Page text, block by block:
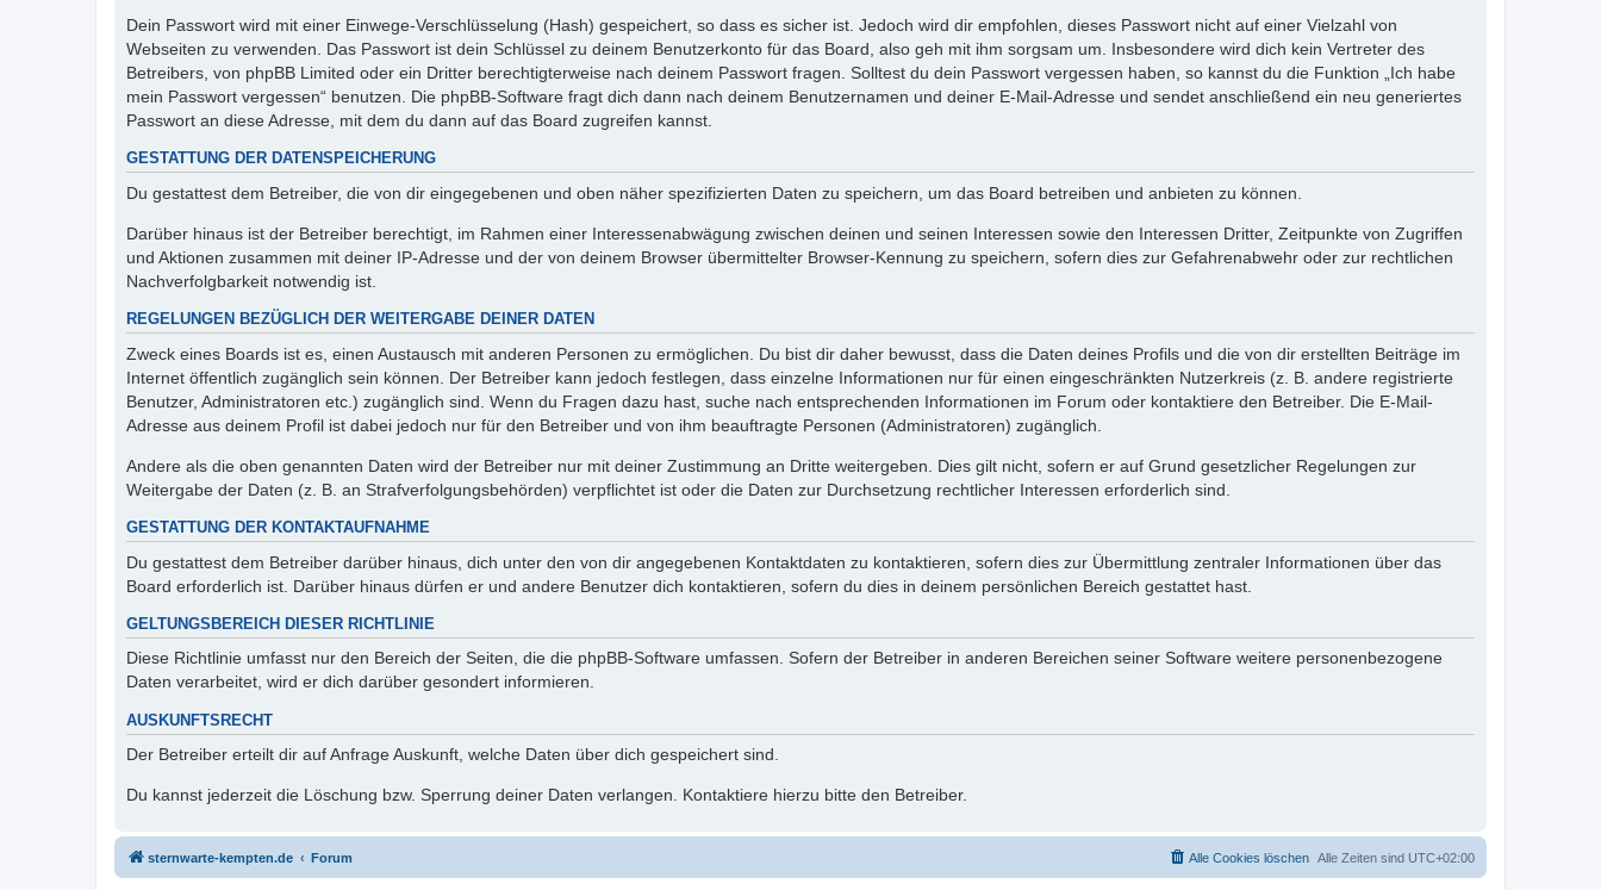
Dein Passwort wird mit einer Einwege-Verschlüsselung (Hash) gespeichert, so dass es sicher ist. Jedoch wird dir empfohlen, dieses Passwort nicht auf einer Vielzahl von
Webseiten zu verwenden. Das Passwort ist dein Schlüssel zu deinem Benutzerkonto für das Board, also geh mit ihm sorgsam um. Insbesondere wird dich kein Vertreter des
Betreibers, von phpBB Limited oder ein Dritter berechtigterweise nach deinem Passwort fragen. Solltest du dein Passwort vergessen haben, so kannst du die Funktion „Ich habe
mein Passwort vergessen“ benutzen. Die phpBB-Software fragt dich dann nach deinem Benutzernamen und deiner E-Mail-Adresse und sendet anschließend ein neu generiertes
Passwort an diese Adresse, mit dem du dann auf das Board zugreifen kannst.
GESTATTUNG DER DATENSPEICHERUNG
Du gestattest dem Betreiber, die von dir eingegebenen und oben näher spezifizierten Daten zu speichern, um das Board betreiben und anbieten zu können.
Darüber hinaus ist der Betreiber berechtigt, im Rahmen einer Interessenabwägung zwischen deinen und seinen Interessen sowie den Interessen Dritter, Zeitpunkte von Zugriffen
und Aktionen zusammen mit deiner IP-Adresse und der von deinem Browser übermittelter Browser-Kennung zu speichern, sofern dies zur Gefahrenabwehr oder zur rechtlichen
Nachverfolgbarkeit notwendig ist.
REGELUNGEN BEZÜGLICH DER WEITERGABE DEINER DATEN
Zweck eines Boards ist es, einen Austausch mit anderen Personen zu ermöglichen. Du bist dir daher bewusst, dass die Daten deines Profils und die von dir erstellten Beiträge im
Internet öffentlich zugänglich sein können. Der Betreiber kann jedoch festlegen, dass einzelne Informationen nur für einen eingeschränkten Nutzerkreis (z. B. andere registrierte
Benutzer, Administratoren etc.) zugänglich sind. Wenn du Fragen dazu hast, suche nach entsprechenden Informationen im Forum oder kontaktiere den Betreiber. Die E-Mail-
Adresse aus deinem Profil ist dabei jedoch nur für den Betreiber und von ihm beauftragte Personen (Administratoren) zugänglich.
Andere als die oben genannten Daten wird der Betreiber nur mit deiner Zustimmung an Dritte weitergeben. Dies gilt nicht, sofern er auf Grund gesetzlicher Regelungen zur
Weitergabe der Daten (z. B. an Strafverfolgungsbehörden) verpflichtet ist oder die Daten zur Durchsetzung rechtlicher Interessen erforderlich sind.
GESTATTUNG DER KONTAKTAUFNAHME
Du gestattest dem Betreiber darüber hinaus, dich unter den von dir angegebenen Kontaktdaten zu kontaktieren, sofern dies zur Übermittlung zentraler Informationen über das
Board erforderlich ist. Darüber hinaus dürfen er und andere Benutzer dich kontaktieren, sofern du dies in deinem persönlichen Bereich gestattet hast.
GELTUNGSBEREICH DIESER RICHTLINIE
Diese Richtlinie umfasst nur den Bereich der Seiten, die die phpBB-Software umfassen. Sofern der Betreiber in anderen Bereichen seiner Software weitere personenbezogene
Daten verarbeitet, wird er dich darüber gesondert informieren.
AUSKUNFTSRECHT
Der Betreiber erteilt dir auf Anfrage Auskunft, welche Daten über dich gespeichert sind.
Du kannst jederzeit die Löschung bzw. Sperrung deiner Daten verlangen. Kontaktiere hierzu bitte den Betreiber.
sternwarte-kempten.de Forum Alle Zeiten sind UTC+02:00
Alle Cookies löschen